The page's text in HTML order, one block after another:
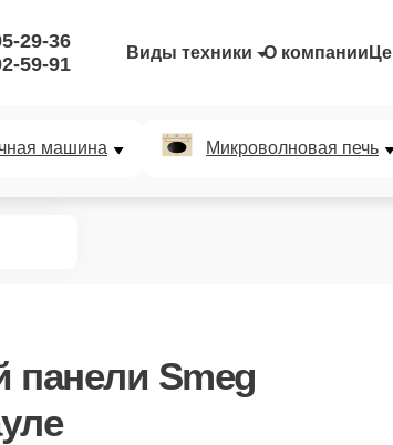
29-36
59-91
Виды техники О компании
машина Микроволновая печь
панели Smeg